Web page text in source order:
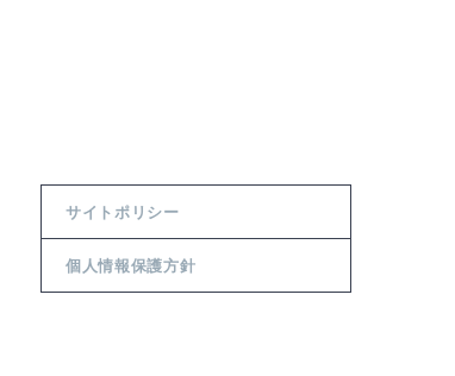
サイトポリシー
個人情報保護方針